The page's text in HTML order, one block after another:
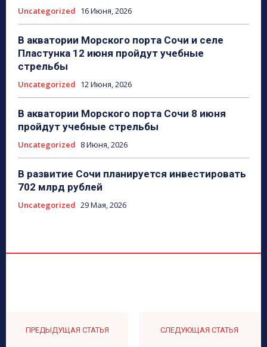
Uncategorized 16 Июня, 2026
В акватории Морского порта Сочи и селе
Пластунка 12 июня пройдут учебные
стрельбы
Uncategorized 12 Июня, 2026
В акватории Морского порта Сочи 8 июня
пройдут учебные стрельбы
Uncategorized 8 Июня, 2026
В развитие Сочи планируется инвестировать
702 млрд рублей
Uncategorized 29 Мая, 2026
ПРЕДЫДУЩАЯ СТАТЬЯ СЛЕДУЮЩАЯ СТАТЬЯ